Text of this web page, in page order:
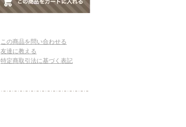
この商品を問い合わせる
友達に教える
特定商取引法に基づく表記